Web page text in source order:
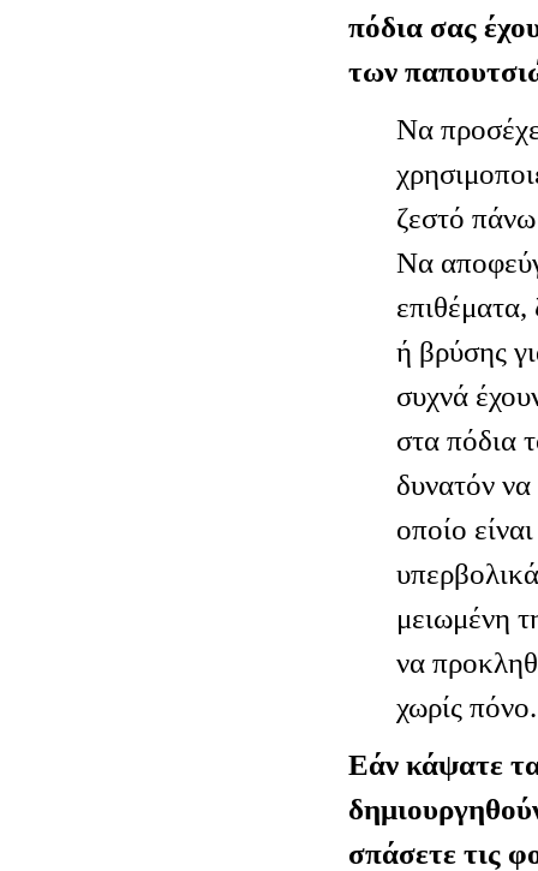
πόδια σας
των
Να
ζεστό
Να
ή βρύσης
συχνά
στα πόδια
δυνατόν
οποίο
μειωμένη
να
χωρίς πόνο.
Εάν κάψατε
σπάσετε τις